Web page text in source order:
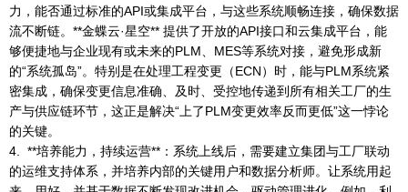
力，能否通过标准的API或集成平台，与这些系统顺畅连接，确保数据
流不断链。**金蝶云·星空** 提供了开放的API接口和云集成平台，能
够便捷地与企业现有或未来的PLM、MES等系统对接，避免形成新
的“系统孤岛”。特别是在处理工程变更（ECN）时，能与PLM系统紧
密集成，确保变更信息准确、及时、受控地传递到所有相关工厂的生
产与供应链环节，这正是解决“上了PLM变更效率反而更低”这一悖论
的关键。
4. **培养能力，持续运营**：系统上线后，需要建立集团与工厂联动
的运维支持体系，并培养内部的关键用户和数据分析师。让系统用起